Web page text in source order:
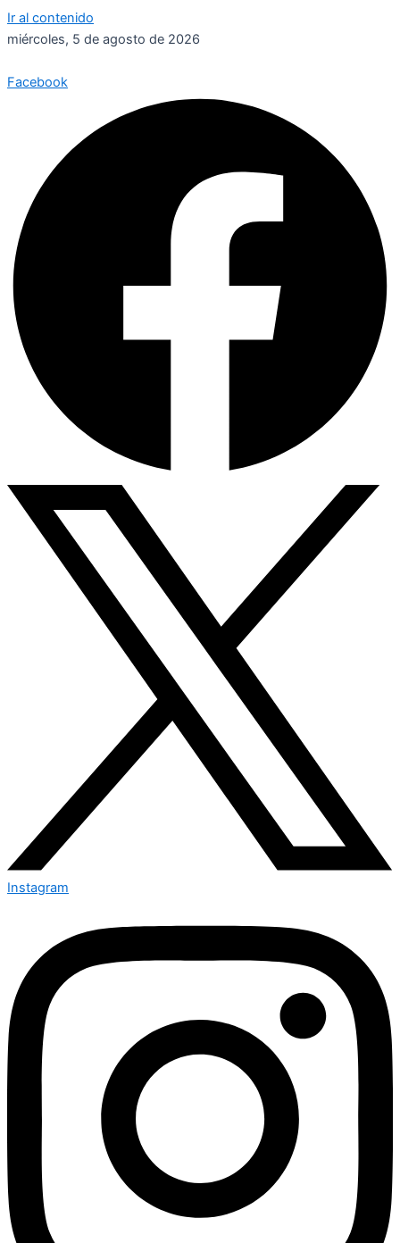
Ir al contenido
miércoles, 5 de agosto de 2026
Facebook
Instagram